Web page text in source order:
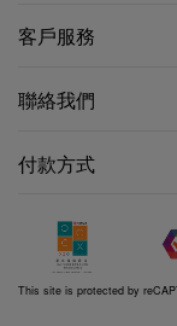
客戶服務
聯絡我們
付款方式
This site is protected by